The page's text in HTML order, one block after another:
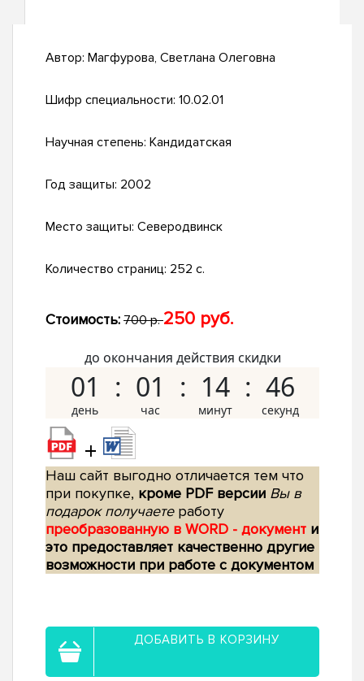
Автор: Магфурова, Светлана Олеговна
Шифр специальности: 10.02.01
Научная степень: Кандидатская
Год защиты: 2002
Место защиты: Северодвинск
Количество страниц: 252 с.
Стоимость: 700 р.250 руб.
до окончания действия скидки
01 01 14 45
+
Наш сайт выгодно отличается тем что
при покупке, кроме PDF версии Вы в
подарок получаетеработу
преобразованную в WORD - документ и
это предоставляет качественно другие
возможности при работе с документом
ДОБАВИТЬ В КОРЗИНУ